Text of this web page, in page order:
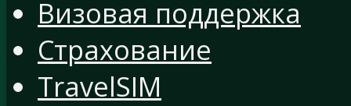
Визовая поддержка
Страхование
TravelSIM